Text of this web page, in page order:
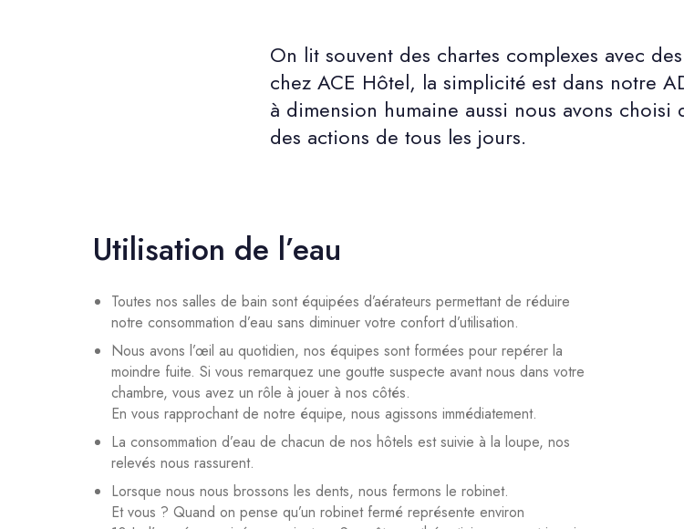
On lit souvent des chartes complexes avec
chez ACE Hôtel, la simplicité est dans notre
à dimension humaine aussi nous avons choisi
des actions de tous les jours.
Utilisation de l’eau
Toutes nos salles de bain sont équipées d’aérateurs permettant de réduire
notre consommation d’eau sans diminuer votre confort d’utilisation.
Nous avons l’œil au quotidien, nos équipes sont formées pour repérer la
moindre fuite. Si vous remarquez une goutte suspecte avant nous dans votre
chambre, vous avez un rôle à jouer à nos côtés.
En vous rapprochant de notre équipe, nous agissons immédiatement.
La consommation d’eau de chacun de nos hôtels est suivie à la loupe, nos
relevés nous rassurent.
Lorsque nous nous brossons les dents, nous fermons le robinet.
Et vous ? Quand on pense qu’un robinet fermé représente environ